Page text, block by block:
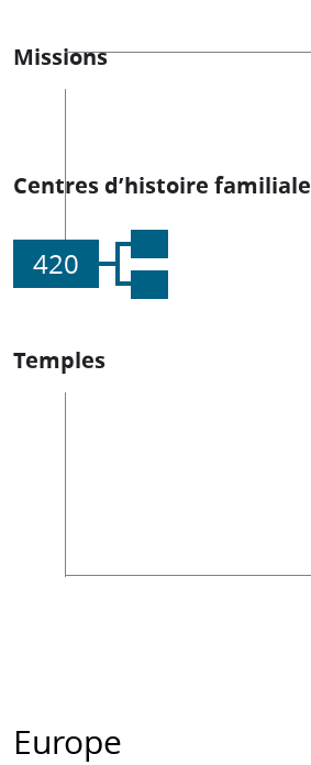
Missions
Centres d’histoire familiale
420
Temples
Europe